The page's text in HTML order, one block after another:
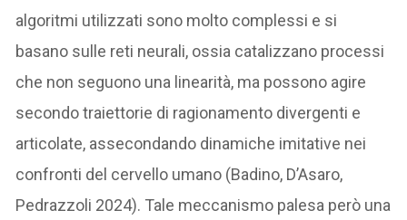
algoritmi utilizzati sono molto complessi e si
basano sulle reti neurali, ossia catalizzano processi
che non seguono una linearità, ma possono agire
secondo traiettorie di ragionamento divergenti e
articolate, assecondando dinamiche imitative nei
confronti del cervello umano (Badino, D’Asaro,
Pedrazzoli 2024). Tale meccanismo palesa però una